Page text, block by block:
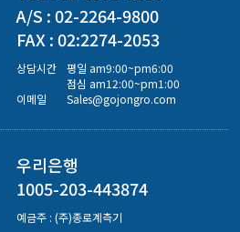
A/S : 02-2264-9800
FAX : 02:2274-2053
상담시간
평일 am9:00~pm6:00
점심 am12:00~pm1:00
이메일
Sales@gojongro.com
우리은행
1005-203-443874
예금주 : (주)종로계측기